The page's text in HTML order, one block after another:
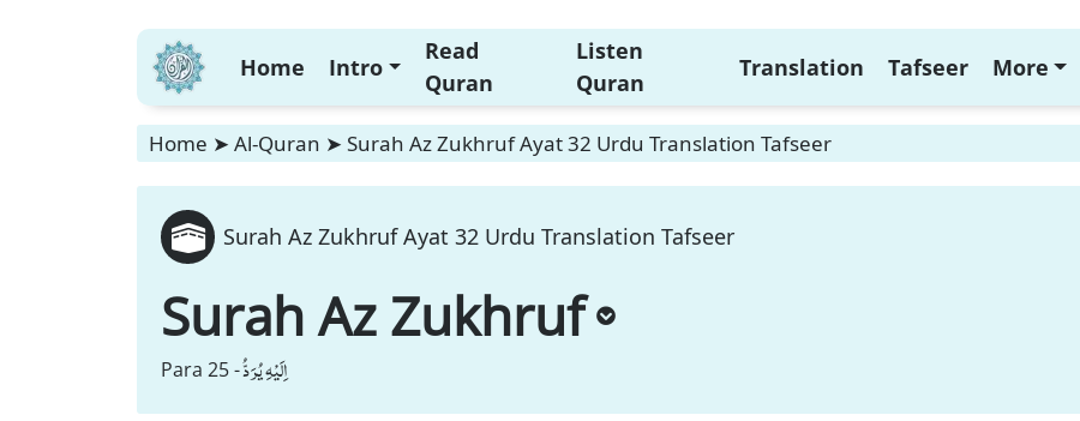
Home Intro
Read
Quran
Listen
Quran
Translation Tafseer More
Home ➤ Al-Quran ➤ Surah Az Zukhruf Ayat 32 Urdu Translation Tafseer
Surah Az Zukhruf Ayat 32 Urdu Translation Tafseer
Surah Az Zukhruf
Para 25 -اِلَیْهِ یُرَدُّ